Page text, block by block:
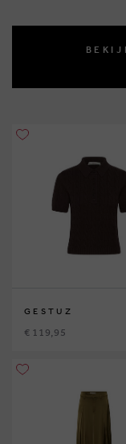
GESTUZ
€ 119,95